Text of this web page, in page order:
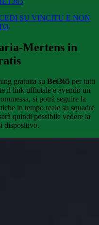
SU VINCITU E NON
Mertens in
gratuita su Bet365 per tutti
il link ufficiale e avendo un
si potrà seguire la
in tempo reale su squadre
quindi possibile vedere la
dispositivo.